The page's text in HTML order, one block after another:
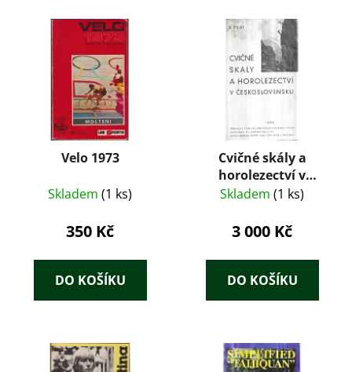
Velo 1973
Skladem (1 ks)
350 Kč
DO KOŠÍKU
Cvičné skály a
horolezectví v
Československu
Skladem (1 ks)
3 000 Kč
DO KOŠÍKU